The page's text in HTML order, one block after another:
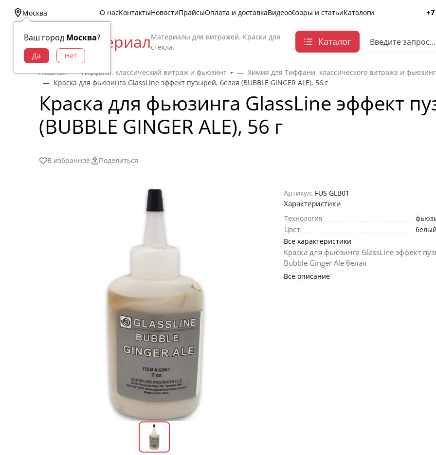
Москва
Ваш город Москва?
О насКонтактыНовостиПрайсыОплата и доставкаВидеообзоры и статьиКаталоги
Витраж МатериалМатериалы для витражей. Краски для
стекла.
Каталог
Главная Тиффани, классический витраж и фьюзинг Химия для Тиффани, классического витража и
Краска для фьюзинга GlassLine эффект пузырей, белая (BUBBLE GINGER ALE), 56 г
Краска для фьюзинга GlassLine эффект
(BUBBLE GINGER ALE), 56 г
В избранное Поделиться
Артикул: FUS GLB01
Характеристики
Технология
Цвет
Все характеристики
Краска для фьюзинга GlassLine эффект
Bubble Ginger Ale белая
Все описание